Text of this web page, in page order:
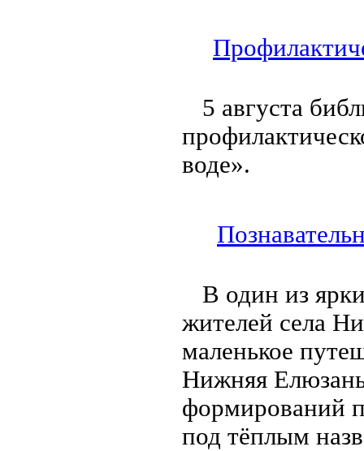
5 августа
воде».
В один из
жителей села
маленькое
Нижняя
формирований
под тёплым